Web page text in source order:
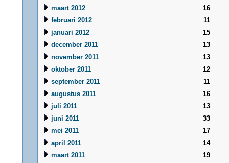
maart 2012
16
februari 2012
11
januari 2012
15
december 2011
13
november 2011
13
oktober 2011
12
september 2011
11
augustus 2011
16
juli 2011
13
juni 2011
33
mei 2011
17
april 2011
14
maart 2011
19